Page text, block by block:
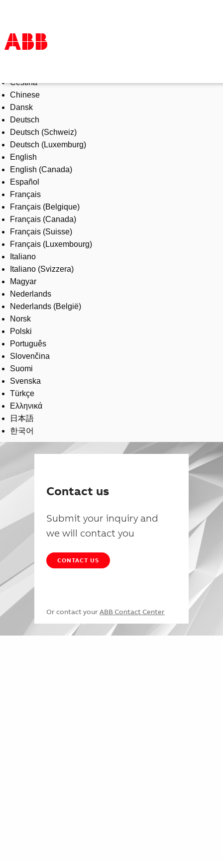
Products & Solutions
Industries
Services
About us
Where to buy
Contact us
Careers
Čeština
Chinese
Dansk
Deutsch
Deutsch (Schweiz)
Deutsch (Luxemburg)
English
English (Canada)
Español
Français
Français (Belgique)
Français (Canada)
Français (Suisse)
Français (Luxembourg)
Italiano
Italiano (Svizzera)
Magyar
Nederlands
Nederlands (België)
Norsk
Polski
Português
Slovenčina
Suomi
Svenska
Türkçe
Ελληνικά
日本語
한국어
Contact us
Submit your inquiry and
we will contact you
CONTACT US
Or contact your ABB Contact Center